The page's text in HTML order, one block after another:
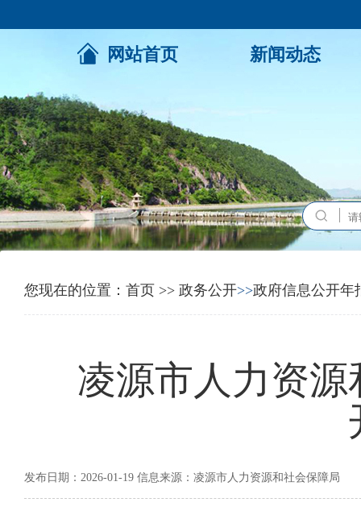
网站首页 新闻动态
您现在的位置： 首页 >> 政务公开>>政府信息公开年
凌源市人力资源
发布日期：2026-01-19 信息来源：凌源市人力资源和社会保障局